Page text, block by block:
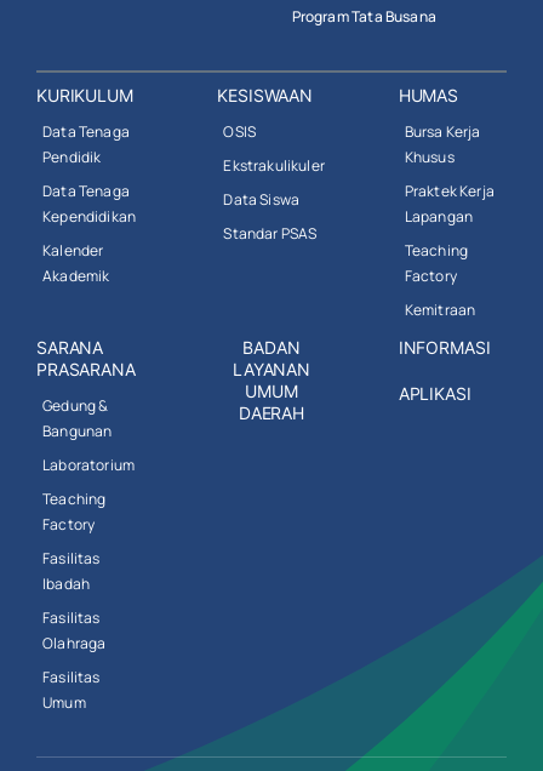
Program Tata Busana
KURIKULUM
Data Tenaga
Pendidik
Data Tenaga
Kependidikan
Kalender
Akademik
KESISWAAN
OSIS
Ekstrakulikuler
Data Siswa
Standar PSAS
HUMAS
Bursa Kerja
Khusus
Praktek Kerja
Lapangan
Teaching
Factory
Kemitraan
SARANA
PRASARANA
Gedung &
Bangunan
Laboratorium
Teaching
Factory
Fasilitas
Ibadah
Fasilitas
Olahraga
Fasilitas
Umum
BADAN
LAYANAN
UMUM
DAERAH
INFORMASI
APLIKASI